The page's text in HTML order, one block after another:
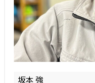
坂本 強